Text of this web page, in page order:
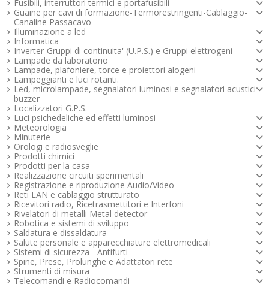
Fusibili, interruttori termici e portafusibili
Guaine per cavi di formazione-Termorestringenti-Cablaggio-
Canaline Passacavo
Illuminazione a led
Informatica
Inverter-Gruppi di continuita' (U.P.S.) e Gruppi elettrogeni
Lampade da laboratorio
Lampade, plafoniere, torce e proiettori alogeni
Lampeggianti e luci rotanti.
Led, microlampade, segnalatori luminosi e segnalatori acustici -
buzzer
Localizzatori G.P.S.
Luci psichedeliche ed effetti luminosi
Meteorologia
Minuterie
Orologi e radiosveglie
Prodotti chimici
Prodotti per la casa
Realizzazione circuiti sperimentali
Registrazione e riproduzione Audio/Video
Reti LAN e cablaggio strutturato
Ricevitori radio, Ricetrasmettitori e Interfoni
Rivelatori di metalli Metal detector
Robotica e sistemi di sviluppo
Saldatura e dissaldatura
Salute personale e apparecchiature elettromedicali
Sistemi di sicurezza - Antifurti
Spine, Prese, Prolunghe e Adattatori rete
Strumenti di misura
Telecomandi e Radiocomandi